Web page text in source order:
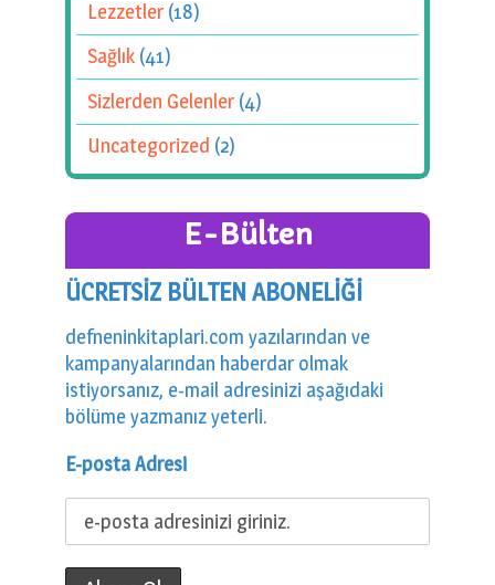
Lezzetler(18)
Sağlık (41)
Sizlerden Gelenler(4)
Uncategorized (2)
E-Bülten
ÜCRETSİZ BÜLTEN ABONELİĞİ
defneninkitaplari.com yazılarından ve
kampanyalarından haberdar olmak
istiyorsanız, e-mail adresinizi aşağıdaki
bölüme yazmanız yeterli.
E-posta Adresi